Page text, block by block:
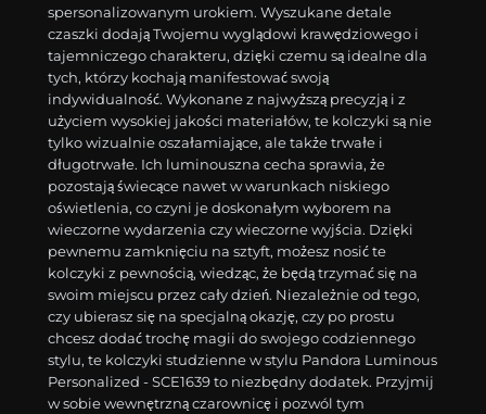
spersonalizowanym urokiem. Wyszukane detale
czaszki dodają Twojemu wyglądowi krawędziowego i
tajemniczego charakteru, dzięki czemu są idealne dla
tych, którzy kochają manifestować swoją
indywidualność. Wykonane z najwyższą precyzją i z
użyciem wysokiej jakości materiałów, te kolczyki są nie
tylko wizualnie oszałamiające, ale także trwałe i
długotrwałe. Ich luminouszna cecha sprawia, że
pozostają świecące nawet w warunkach niskiego
oświetlenia, co czyni je doskonałym wyborem na
wieczorne wydarzenia czy wieczorne wyjścia. Dzięki
pewnemu zamknięciu na sztyft, możesz nosić te
kolczyki z pewnością, wiedząc, że będą trzymać się na
swoim miejscu przez cały dzień. Niezależnie od tego,
czy ubierasz się na specjalną okazję, czy po prostu
chcesz dodać trochę magii do swojego codziennego
stylu, te kolczyki studzienne w stylu Pandora Luminous
Personalized - SCE1639 to niezbędny dodatek. Przyjmij
w sobie wewnętrzną czarownicę i pozwól tym